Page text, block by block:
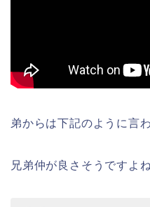
弟からは下記のように言
兄弟仲が良さそうですよね